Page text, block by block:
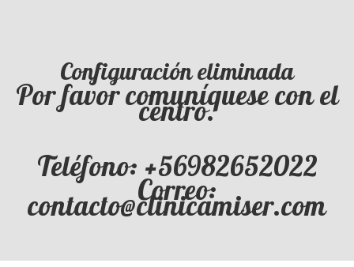
Configuración eliminada
Por favor comuníquese con el
centro.
Teléfono: +56982652022
Correo:
contacto@clinicamiser.com